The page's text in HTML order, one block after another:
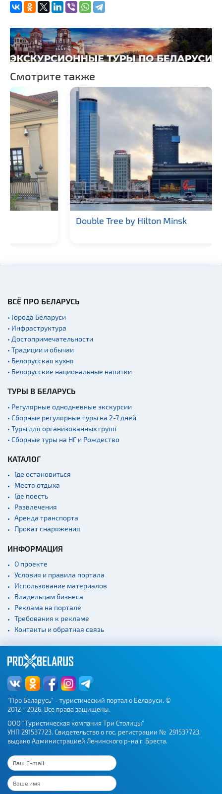
Смотрите также
Double Tree by Hilton Minsk
ВСЁ ПРО БЕЛАРУСЬ
• Города Беларуси
• Инфраструктура
• Достопримечательности
• Традиции и обычаи
• Белорусская кухня
• Белорусские национальные напитки
ТУРЫ В БЕЛАРУСЬ
• Регулярные однодневные экскурсии
• Сборные регулярные туры на 2-7 дней
• Туры для организованных групп
• Сборные туры на НГ и Рождество
КАТАЛОГ
Где остановиться
Места отдыха
Где поесть
Развлечения
Аренда транспорта
Прокат снаряжения
ИНФОРМАЦИЯ
О проекте
Условия и правила портала
Использование материалов
Владельцам бизнеса
Реклама на портале
Требования к рекламе
Контакты и обратная связь
"Про Беларусь" - туристический портал о Беларуси. ©
2012 - 2026. Все права защищены.
ООО "Туристическая компания Три Столицы"
УНП 291537723. Свидетельство о гос. регистрации № 291537723,
выдано Администрацией Ленинского р-на г. Бреста.